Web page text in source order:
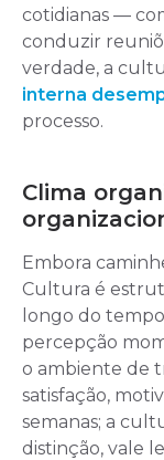
cotidianas —
conduzir
verdade, a
interna
processo.
Clima
Embora
Cultura é
longo do
percepção
o ambiente de
satisfação,
semanas; a
distinção, vale